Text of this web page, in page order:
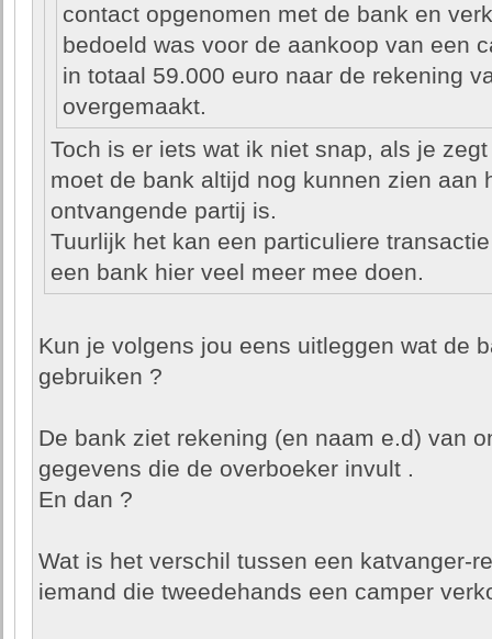
contact opgenomen met de bank en
bedoeld was voor de aankoop van een
in totaal 59.000 euro naar de rekening
overgemaakt.
Toch is er iets wat ik niet snap, als je
moet de bank altijd nog kunnen zien aan
ontvangende partij is.
Tuurlijk het kan een particuliere
een bank hier veel meer mee doen.
Kun je volgens jou eens uitleggen wat de
gebruiken ?
De bank ziet rekening (en naam e.d) van
gegevens die de overboeker invult .
En dan ?
Wat is het verschil tussen een katvanger-
iemand die tweedehands een camper